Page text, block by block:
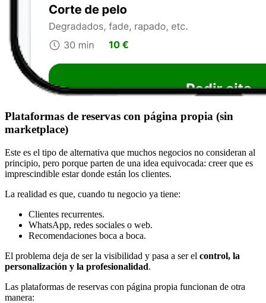
Plataformas de reservas con página propia (sin
marketplace)
Este es el tipo de alternativa que muchos negocios no consideran al
principio, pero porque parten de una idea equivocada: creer que es
imprescindible estar donde están los clientes.
La realidad es que, cuando tu negocio ya tiene:
Clientes recurrentes.
WhatsApp, redes sociales o web.
Recomendaciones boca a boca.
El problema deja de ser la visibilidad y pasa a ser el control, la
personalización y la profesionalidad.
Las plataformas de reservas con página propia funcionan de otra
manera: